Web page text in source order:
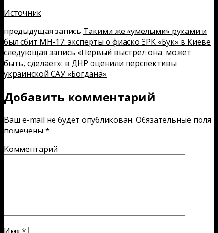
Источник
предыдущая запись Такими же «умелыми» руками и
был сбит MH-17: эксперты о фиаско ЗРК «Бук» в Киеве
следующая запись «Первый выстрел она, может
быть, сделает»: в ДНР оценили перспективы
украинской САУ «Богдана»
Добавить комментарий
Ваш e-mail не будет опубликован. Обязательные поля
помечены *
Комментарий